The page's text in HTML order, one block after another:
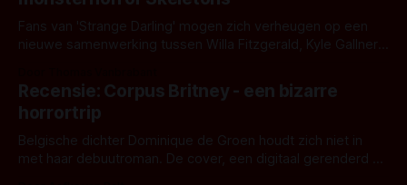
Fans van 'Strange Darling' mogen zich verheugen op een
nieuwe samenwerking tussen Willa Fitzgerald, Kyle Gallner
'Skeletons', een nieuwe creature feature waarvoor de
opnames zijn gestart in Australië.
Recensie: Corpus Britney - een bizarre
horrortrip
Belgische dichter Dominique de Groen houdt zich niet in
met haar debuutroman. De cover, een digitaal gerenderd en